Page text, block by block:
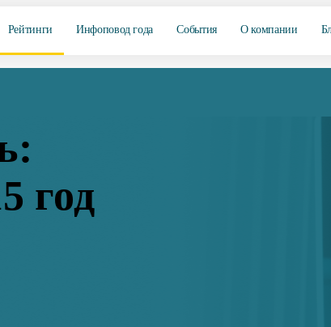
Рейтинги Инфоповод года События О компании
год